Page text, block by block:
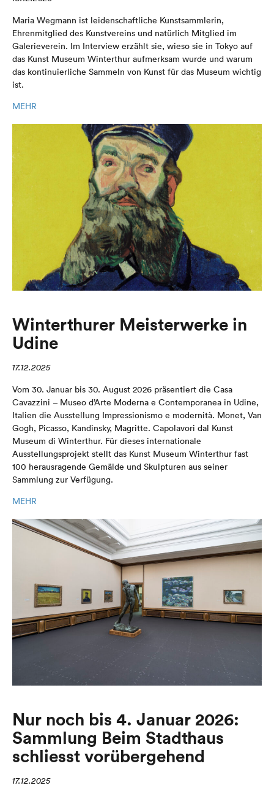
Maria Wegmann ist leidenschaftliche Kunstsammlerin,
Ehrenmitglied des Kunstvereins und natürlich Mitglied im
Galerieverein. Im Interview erzählt sie, wieso sie in Tokyo auf
das Kunst Museum Winterthur aufmerksam wurde und warum
das kontinuierliche Sammeln von Kunst für das Museum wichtig
ist.
MEHR
Winterthurer Meisterwerke in
Udine
17.12.2025
Vom 30. Januar bis 30. August 2026 präsentiert die Casa
Cavazzini – Museo d’Arte Moderna e Contemporanea in Udine,
Italien die Ausstellung Impressionismo e modernità. Monet, Van
Gogh, Picasso, Kandinsky, Magritte. Capolavori dal Kunst
Museum di Winterthur. Für dieses internationale
Ausstellungsprojekt stellt das Kunst Museum Winterthur fast
100 herausragende Gemälde und Skulpturen aus seiner
Sammlung zur Verfügung.
MEHR
Nur noch bis 4. Januar 2026:
Sammlung Beim Stadthaus
schliesst vorübergehend
17.12.2025